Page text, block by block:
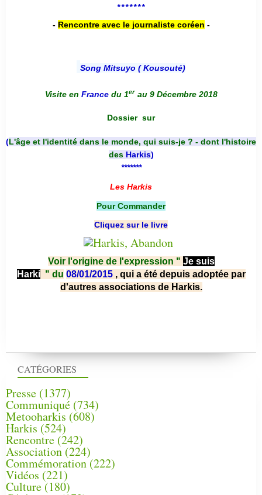
CATÉGORIES
Presse (1377)
Communiqué (734)
Metooharkis (608)
Harkis (524)
Rencontre (242)
Association (224)
Commémoration(222)
Vidéos (221)
Culture(180)
*******
- Rencontre avec le journaliste coréen -
Song Mitsuyo ( Kousouté)
Visite en France du 1er au 9 Décembre 2018
Dossier sur
(L'âge et l'identité dans le monde, qui suis-je ? - dont l'histoire
des Harkis)
*******
Les Harkis
Pour Commander
Cliquez sur le livre
Voir l'origine de l'expression " Je suis
Harki " du 08/01/2015 , qui a été depuis adoptée par
d'autres associations de Harkis.